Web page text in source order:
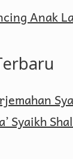
Anak
Syaikh